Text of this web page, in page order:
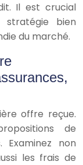
Il est crucial
bien
du marché.
offre reçue.
de
Examinez non
les frais de